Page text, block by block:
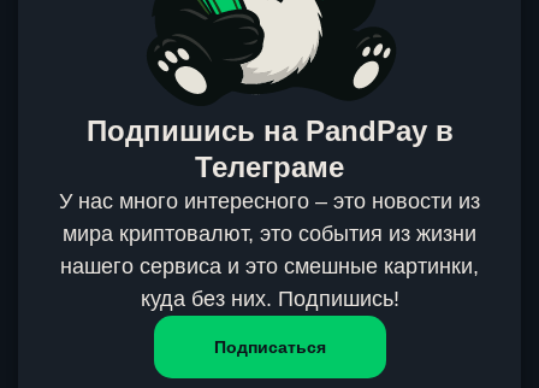
Подпишись на PandPay в
Телеграме
У нас много интересного – это новости из
мира криптовалют, это события из жизни
нашего сервиса и это смешные картинки,
куда без них. Подпишись!
Подписаться